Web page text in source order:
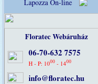
Lapozza On-line
Floratec Webáruház
06-70-632 7575
H - P: 1000 - 1400
info@floratec.hu